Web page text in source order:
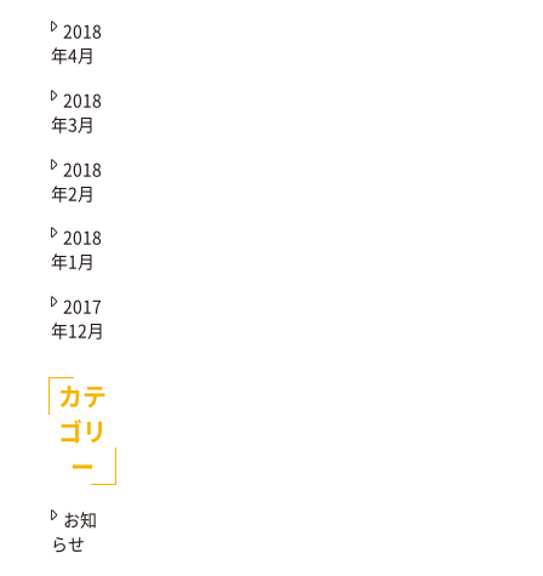
2018
年4月
2018
年3月
2018
年2月
2018
年1月
2017
年12月
カテ
ゴリ
ー
お知
らせ